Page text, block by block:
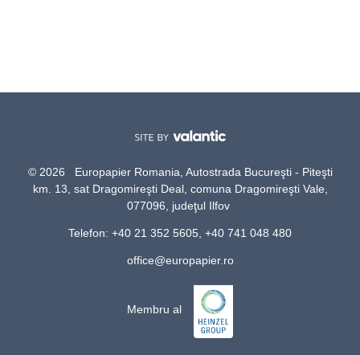
© 2026 Europapier Romania, Autostrada Bucureşti - Piteşti
km. 13, sat Dragomireşti Deal, comuna Dragomireşti Vale,
077096, judeţul Ilfov
Telefon: +40 21 352 5605, +40 741 048 480
office@europapier.ro
Membru al